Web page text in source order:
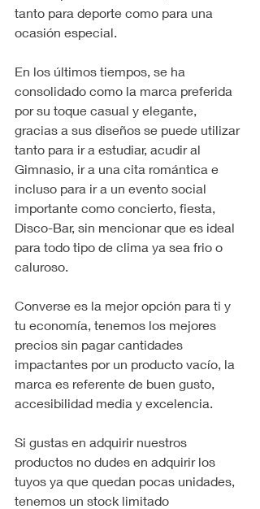
tanto para deporte como para una
ocasión especial.
En los últimos tiempos, se ha
consolidado como la marca preferida
por su toque casual y elegante,
gracias a sus diseños se puede utilizar
tanto para ir a estudiar, acudir al
Gimnasio, ir a una cita romántica e
incluso para ir a un evento social
importante como concierto, fiesta,
Disco-Bar, sin mencionar que es ideal
para todo tipo de clima ya sea frio o
caluroso.
Converse es la mejor opción para ti y
tu economía, tenemos los mejores
precios sin pagar cantidades
impactantes por un producto vacío, la
marca es referente de buen gusto,
accesibilidad media y excelencia.
Si gustas en adquirir nuestros
productos no dudes en adquirir los
tuyos ya que quedan pocas unidades,
tenemos un stock limitado